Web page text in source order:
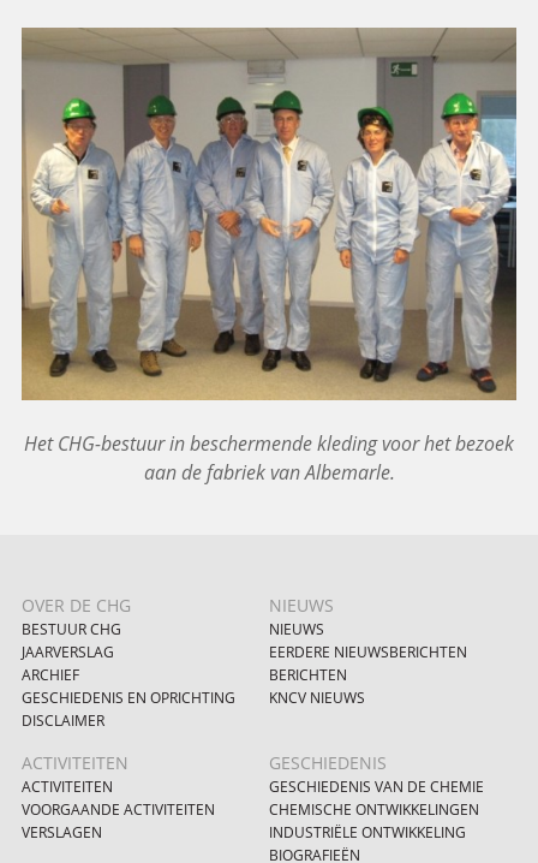
Het CHG-bestuur in beschermende kleding voor het bezoek
aan de fabriek van Albemarle.
OVER DE CHG
BESTUUR CHG
JAARVERSLAG
ARCHIEF
GESCHIEDENIS EN OPRICHTING
DISCLAIMER
NIEUWS
NIEUWS
EERDERE NIEUWSBERICHTEN
BERICHTEN
KNCV NIEUWS
ACTIVITEITEN
ACTIVITEITEN
VOORGAANDE ACTIVITEITEN
VERSLAGEN
GESCHIEDENIS
GESCHIEDENIS VAN DE CHEMIE
CHEMISCHE ONTWIKKELINGEN
INDUSTRIËLE ONTWIKKELING
BIOGRAFIEËN